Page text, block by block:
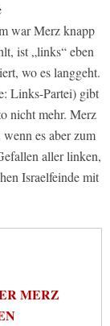
war Merz knapp
ist „links“ eben
wo es langgeht.
Links-Partei) gibt
nicht mehr. Merz
es aber zum
aller linken,
Israelfeinde mit
MERZ